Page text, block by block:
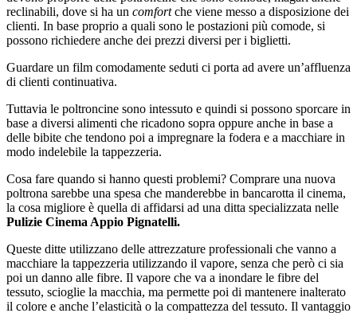
reclinabili, dove si ha un comfortche viene messo a disposizione dei
clienti. In base proprio a quali sono le postazioni più comode, si
possono richiedere anche dei prezzi diversi per i biglietti.
Guardare un film comodamente seduti ci porta ad avere un’affluenza
di clienti continuativa.
Tuttavia le poltroncine sono intessuto e quindi si possono sporcare in
base a diversi alimenti che ricadono sopra oppure anche in base a
delle bibite che tendono poi a impregnare la fodera e a macchiare in
modo indelebile la tappezzeria.
Cosa fare quando si hanno questi problemi? Comprare una nuova
poltrona sarebbe una spesa che manderebbe in bancarotta il cinema,
la cosa migliore è quella di affidarsi ad una ditta specializzata nelle
Pulizie Cinema Appio Pignatelli.
Queste ditte utilizzano delle attrezzature professionali che vanno a
macchiare la tappezzeria utilizzando il vapore, senza che però ci sia
poi un danno alle fibre. Il vapore che va a inondare le fibre del
tessuto, scioglie la macchia, ma permette poi di mantenere inalterato
il colore e anche l’elasticità o la compattezza del tessuto. Il vantaggio